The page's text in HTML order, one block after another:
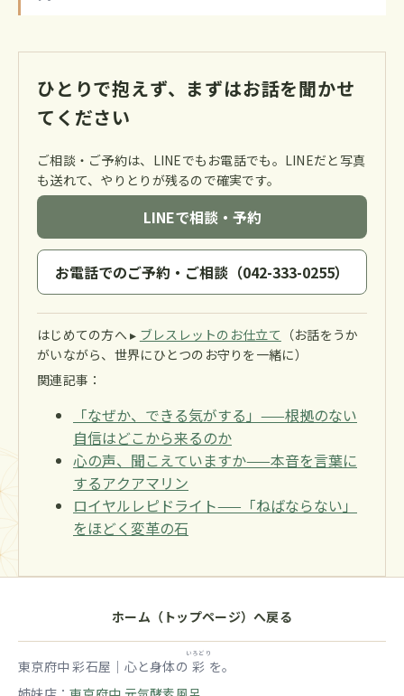
ひとりで抱えず、まずはお話を聞かせ
てください
ご相談・ご予約は、LINEでもお電話でも。LINEだと写真
も送れて、やりとりが残るので確実です。
LINEで相談・予約
お電話でのご予約・ご相談（042-333-0255）
はじめての方へ ▸ ブレスレットのお仕立て （お話をうか
がいながら、世界にひとつのお守りを一緒に）
関連記事：
「なぜか、できる気がする」——根拠のない
自信はどこから来るのか
心の声、聞こえていますか——本音を言葉に
するアクアマリン
ロイヤルレピドライト——「ねばならない」
をほどく変革の石
ホーム（トップページ）へ戻る
東京府中 彩石屋｜心と身体の 彩
いろどり
を。